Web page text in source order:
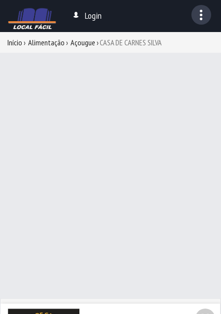
Login
Início Alimentação Açougue CASA DE CARNES SILVA